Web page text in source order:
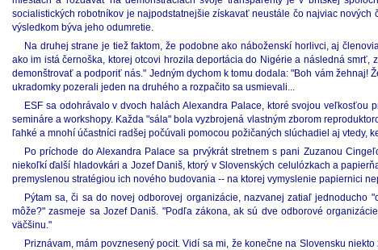
socialistických robotníkov je najpodstatnejšie získavať neustále čo najviac
výsledkom býva jeho odumretie.
Na druhej strane je tiež faktom, že podobne ako náboženskí horlivci, aj
ako im istá černoška, ktorej otcovi hrozila deportácia do Nigérie a následná
demonštrovať a podporiť nás." Jedným dychom k tomu dodala: "Boh vám žehnaj!
ukradomky pozerali jeden na druhého a rozpačito sa usmievali...
ESF sa odohrávalo v dvoch halách Alexandra Palace, ktoré svojou
semináre a workshopy. Každa "sála" bola vyzbrojená vlastným zborom
ľahké a mnohí účastníci radšej počúvali pomocou požičaných slúchadiel aj vtedy,
Po príchode do Alexandra Palace sa prvýkrát stretnem s pani Zuzanou
niekoľkí ďalší hladovkári a Jozef Daniš, ktorý v Slovenských celulózkach a
premyslenou stratégiou ich nového budovania -- na ktorej vymyslenie papiernici
Pýtam sa, či sa do novej odborovej organizácie, nazvanej zatiaľ
môže?" zasmeje sa Jozef Daniš. "Podľa zákona, ak sú dve odborové
väčšinu."
Priznávam, mám povznesený pocit. Vidí sa mi, že konečne na Slovensku